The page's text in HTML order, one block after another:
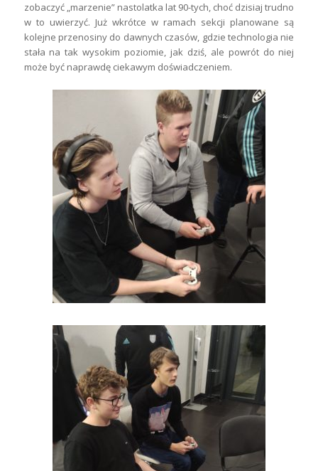
zobaczyć „marzenie” nastolatka lat 90-tych, choć dzisiaj trudno
w to uwierzyć. Już wkrótce w ramach sekcji planowane są
kolejne przenosiny do dawnych czasów, gdzie technologia nie
stała na tak wysokim poziomie, jak dziś, ale powrót do niej
może być naprawdę ciekawym doświadczeniem.